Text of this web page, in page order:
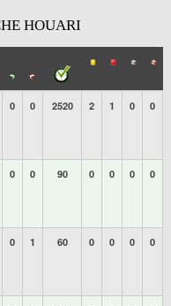
HOUARI
0 0 2520 2 1 0 0
0 0 90 0 0 0 0
0 1 60 0 0 0 0